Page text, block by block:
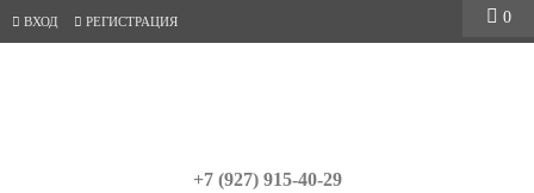
ВХОД РЕГИСТРАЦИЯ
+7 (927) 915-40-29
0